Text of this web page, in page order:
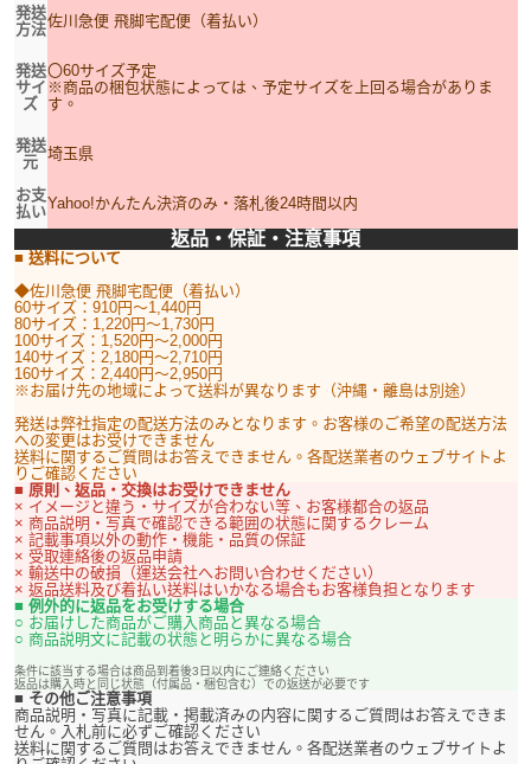
発送
方法佐川急便 飛脚宅配便（着払い）
発送
サイ
ズ
〇60サイズ予定
※商品の梱包状態によっては、予定サイズを上回る場合がありま
す。
発送
元 埼玉県
お支
払いYahoo!かんたん決済のみ・落札後24時間以内
返品・保証・注意事項
■ 送料について
◆佐川急便 飛脚宅配便（着払い）
60サイズ：910円〜1,440円
80サイズ：1,220円〜1,730円
100サイズ：1,520円〜2,000円
140サイズ：2,180円〜2,710円
160サイズ：2,440円〜2,950円
※お届け先の地域によって送料が異なります（沖縄・離島は別途）
発送は弊社指定の配送方法のみとなります。お客様のご希望の配送方法
への変更はお受けできません
送料に関するご質問はお答えできません。各配送業者のウェブサイトよ
りご確認ください
■ 原則、返品・交換はお受けできません
× イメージと違う・サイズが合わない等、お客様都合の返品
× 商品説明・写真で確認できる範囲の状態に関するクレーム
× 記載事項以外の動作・機能・品質の保証
× 受取連絡後の返品申請
× 輸送中の破損（運送会社へお問い合わせください）
× 返品送料及び着払い送料はいかなる場合もお客様負担となります
■ 例外的に返品をお受けする場合
○ お届けした商品がご購入商品と異なる場合
○ 商品説明文に記載の状態と明らかに異なる場合
条件に該当する場合は商品到着後3日以内にご連絡ください
返品は購入時と同じ状態（付属品・梱包含む）での返送が必要です
■ その他ご注意事項
商品説明・写真に記載・掲載済みの内容に関するご質問はお答えできま
せん。入札前に必ずご確認ください
送料に関するご質問はお答えできません。各配送業者のウェブサイトよ